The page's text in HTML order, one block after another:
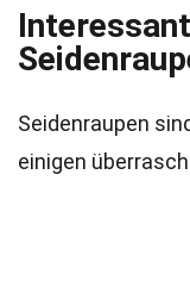
Seidenraupen
einigen